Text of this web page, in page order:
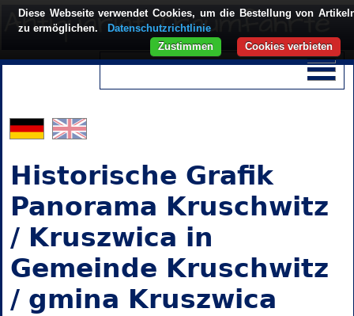
Historische Grafik
Panorama Kruschwitz
/ Kruszwica in
Gemeinde Kruschwitz
/ gmina Kruszwica
Diese Webseite verwendet Cookies, um die Bestellung von
zu ermöglichen.
Datenschutzrichtlinie
Cookies verbieten
Zustimmen